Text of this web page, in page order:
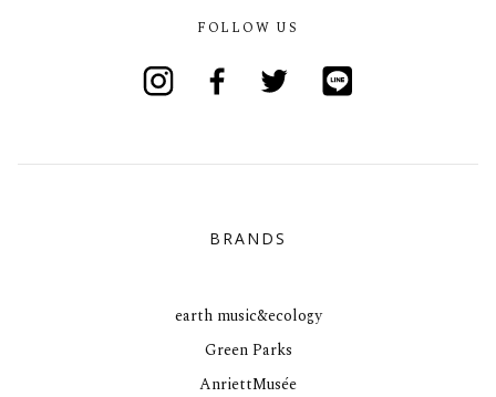
FOLLOW US
BRANDS
earth music&ecology
Green Parks
AnriettMusée